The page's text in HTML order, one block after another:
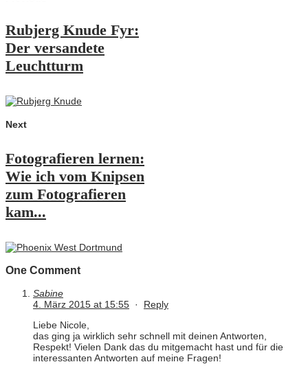
Rubjerg Knude Fyr:
Der versandete
Leuchtturm
Next
Fotografieren lernen:
Wie ich vom Knipsen
zum Fotografieren
kam...
One Comment
Sabine
4. März 2015 at 15:55 · Reply
Liebe Nicole,
das ging ja wirklich sehr schnell mit deinen Antworten,
Respekt! Vielen Dank das du mitgemacht hast und für die
interessanten Antworten auf meine Fragen!